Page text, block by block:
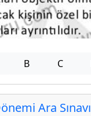
B C
Ara Sınavı